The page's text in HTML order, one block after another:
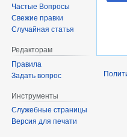
Частые Вопросы
Свежие правки
Случайная статья
Редакторам
Правила
Задать вопрос
Инструменты
Служебные страницы
Версия для печати